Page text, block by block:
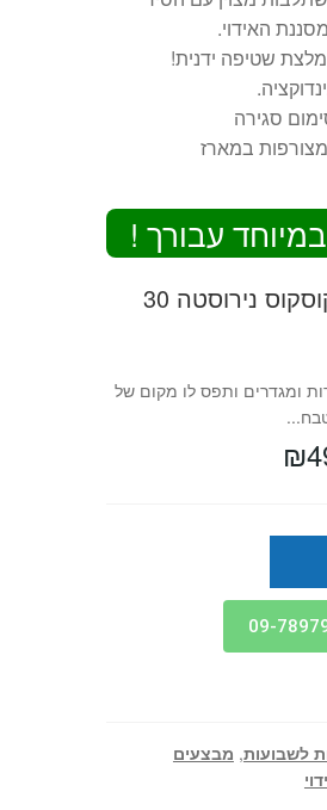
האידוי.
שטיפה ידנית!
סגירה
במארז
עבורך !
מסננת מקצועית לקוסקוס נירוסטה 30
ומגדרים ותפס לו מקום של
₪
לשבועות, מבצעים